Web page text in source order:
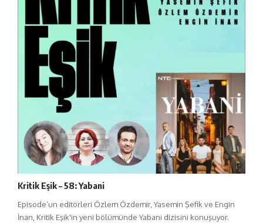
Kritik Eşik – 58: Yabani
Episode’un editörleri Özlem Özdemir, Yasemin Şefik ve Engin
İnan, Kritik Eşik'in yeni bölümünde Yabani dizisini konuşuyor.